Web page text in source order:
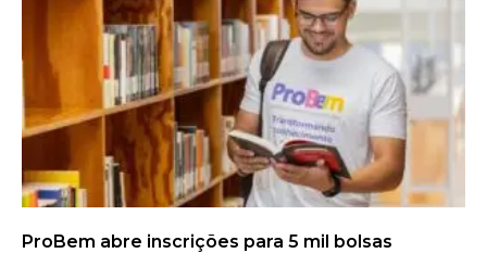
ProBem abre inscrições para 5 mil bolsas